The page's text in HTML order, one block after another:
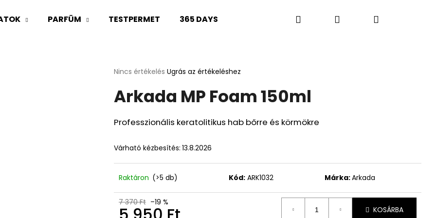
PARFÜM TESTPERMET 365 DAYS PARFÜMÖK LAKÁSI ÉS AUTÓ ILLATOK
KeresésBejelentkezés
Kosár
A
átlagos
értékelése
ből
0,0
Nincs értékelés Ugrás az értékeléshez
Arkada MP Foam 150ml
Professzionális keratolitikus hab bőrre és körmökre
Várható kézbesítés: 13.8.2026
Raktáron (>5 db) Kód: ARK1032 Márka:Arkada
7 370 Ft –19 %
KOSÁRBA
KERESÉS
Következő